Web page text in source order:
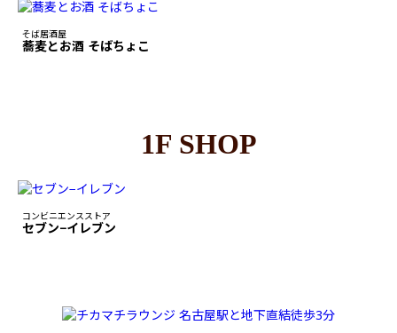
そば居酒屋
蕎麦とお酒 そばちょこ
1F SHOP
コンビニエンスストア
セブン−イレブン